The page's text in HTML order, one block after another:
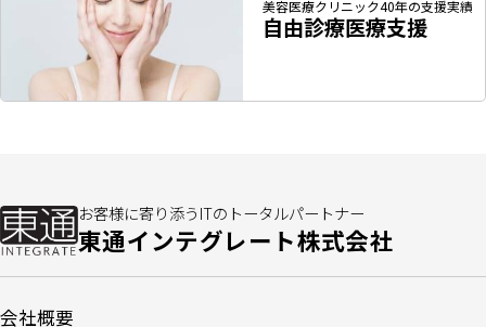
美容医療クリニック40年の支援実績
自由診療医療支援
お客様に寄り添うITのトータルパートナー
東通インテグレート株式会社
会社概要